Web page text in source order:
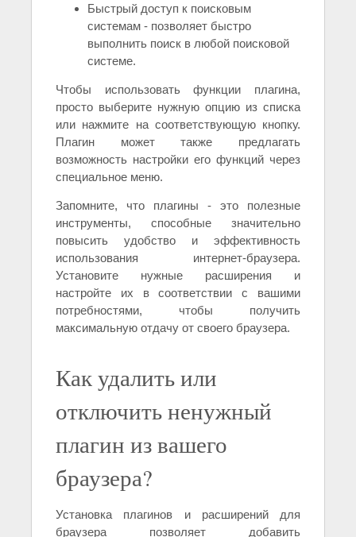
Быстрый доступ к поисковым
системам - позволяет быстро
выполнить поиск в любой поисковой
системе.
Чтобы использовать функции плагина,
просто выберите нужную опцию из списка
или нажмите на соответствующую кнопку.
Плагин может также предлагать
возможность настройки его функций через
специальное меню.
Запомните, что плагины - это полезные
инструменты, способные значительно
повысить удобство и эффективность
использования интернет-браузера.
Установите нужные расширения и
настройте их в соответствии с вашими
потребностями, чтобы получить
максимальную отдачу от своего браузера.
Как удалить или
отключить ненужный
плагин из вашего
браузера?
Установка плагинов и расширений для
браузера позволяет добавить